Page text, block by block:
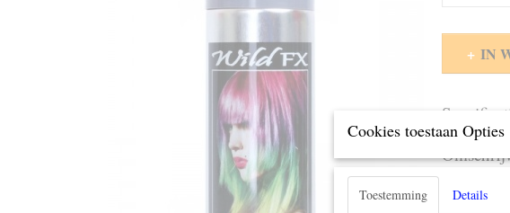
IN
Productcode
Cookies toestaan Opties
Toestemming Details